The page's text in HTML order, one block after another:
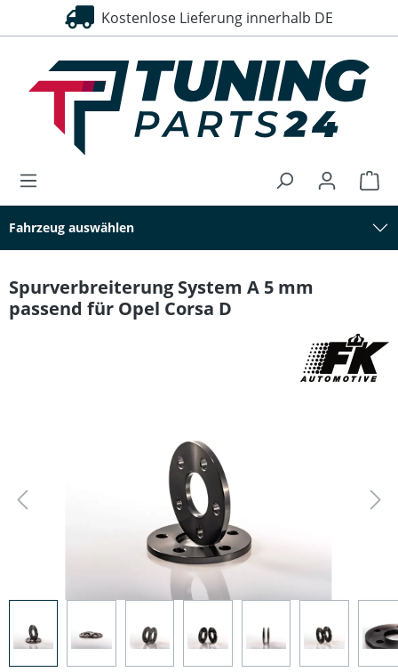
springen Kostenlose Lieferung innerhalb DE
30 Tage Rückgaberecht
Fahrzeug auswählen
Spurverbreiterung System A 5 mm
passend für Opel Corsa D